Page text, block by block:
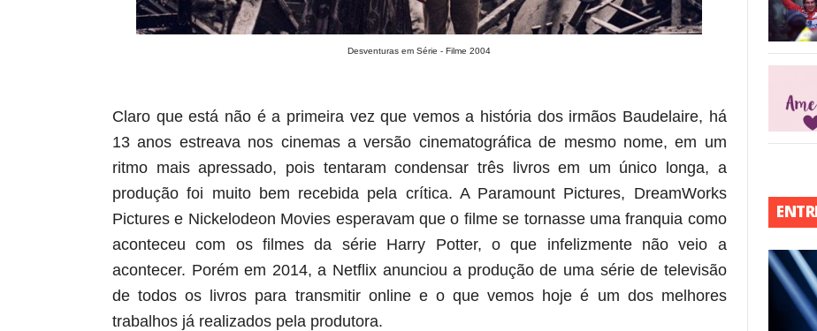
Desventuras em Série - Filme 2004
Claro que está não é a primeira vez que vemos a história dos irmãos Baudelaire, há
13 anos estreava nos cinemas a versão cinematográfica de mesmo nome, em um
ritmo mais apressado, pois tentaram condensar três livros em um único longa, a
produção foi muito bem recebida pela crítica. A Paramount Pictures, DreamWorks
Pictures e Nickelodeon Movies esperavam que o filme se tornasse uma franquia como
aconteceu com os filmes da série Harry Potter, o que infelizmente não veio a
acontecer. Porém em 2014, a Netflix anunciou a produção de uma série de televisão
de todos os livros para transmitir online e o que vemos hoje é um dos melhores
trabalhos já realizados pela produtora.